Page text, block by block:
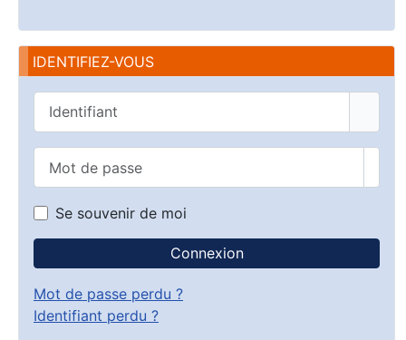
IDENTIFIEZ-VOUS
Se souvenir de moi
Connexion
Mot de passe perdu ?
Identifiant perdu ?